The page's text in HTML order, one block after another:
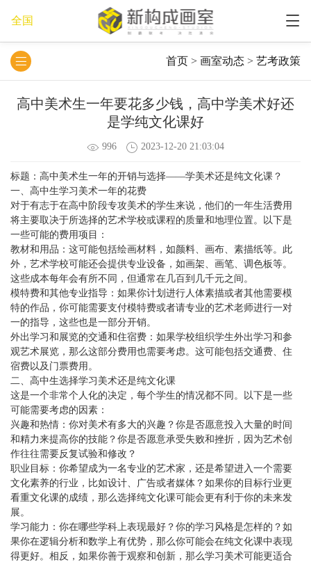
全国
首页 > 画室动态 > 艺考政策
高中美术生一年要花多少钱，高中学美术好还
是学纯文化课好
996 2023-12-20 21:03:04
标题：高中美术生一年的开销与选择——学美术还是纯文化课？
一、高中生学习美术一年的花费
对于有志于在高中阶段专攻美术的学生来说，他们的一年生活费用
将主要取决于所选择的艺术学校或课程的质量和地理位置。以下是
一些可能的费用项目：
教材和用品：这可能包括绘画材料，如颜料、画布、素描纸等。此
外，艺术学校可能还会提供专业设备，如画架、画笔、调色板等。
这些成本每年会有所不同，但通常在几百到几千元之间。
模特费和其他专业指导：如果你计划进行人体素描或者其他需要模
特的作品，你可能需要支付模特费或者请专业的艺术老师进行一对
一的指导，这些也是一部分开销。
外出学习和展览的交通和住宿费：如果学校组织学生外出学习和参
观艺术展览，那么这部分费用也需要考虑。这可能包括交通费、住
宿费以及门票费用。
二、高中生选择学习美术还是纯文化课
这是一个非常个人化的决定，每个学生的情况都不同。以下是一些
可能需要考虑的因素：
兴趣和热情：你对美术有多大的兴趣？你是否愿意投入大量的时间
和精力来提高你的技能？你是否愿意承受失败和挫折，因为艺术创
作往往需要反复试验和修改？
职业目标：你希望成为一名专业的艺术家，还是希望进入一个需要
文化素养的行业，比如设计、广告或者媒体？如果你的目标行业更
看重文化课的成绩，那么选择纯文化课可能会更有利于你的未来发
展。
学习能力：你在哪些学科上表现最好？你的学习风格是怎样的？如
果你在逻辑分析和数学上有优势，那么你可能会在纯文化课中表现
得更好。相反，如果你善于观察和创新，那么学习美术可能更适合